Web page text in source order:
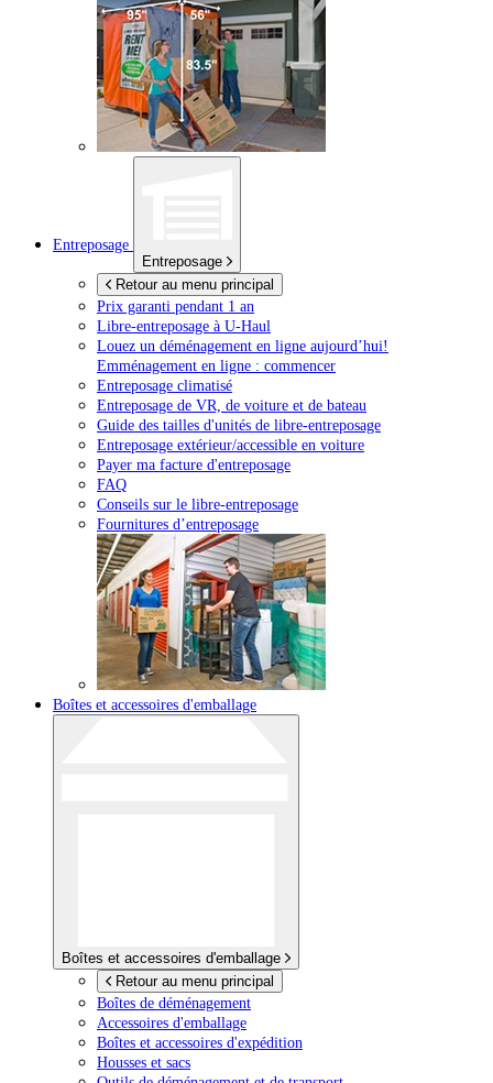
Entreposage
Entreposage
Retour au menu principal
Prix garanti pendant 1 an
Libre-entreposage à U-Haul
Louez un déménagement en ligne aujourd’hui!
Emménagement en ligne : commencer
Entreposage climatisé
Entreposage de VR, de voiture et de bateau
Guide des tailles d'unités de libre-entreposage
Entreposage extérieur/accessible en voiture
Payer ma facture d'entreposage
FAQ
Conseils sur le libre-entreposage
Fournitures d’entreposage
Boîtes et accessoires d'emballage
Boîtes et accessoires d'emballage
Retour au menu principal
Boîtes de déménagement
Accessoires d'emballage
Boîtes et accessoires d'expédition
Housses et sacs